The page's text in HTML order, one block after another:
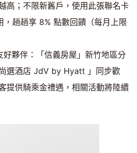
高；不限新舊戶，使用此張聯名卡
，趟趟享 8% 點數回饋（每月上限
夥伴：「信義房屋」新竹地區分
選酒店 JdV by Hyatt 」同步歡
提供騎乘金禮遇，相關活動將陸續